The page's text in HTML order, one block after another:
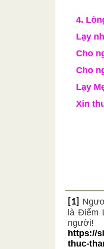
4.
Lạy
Cho
Cho
Lạy
Xin
[1]
là Điểm
người!
https://
thuc-